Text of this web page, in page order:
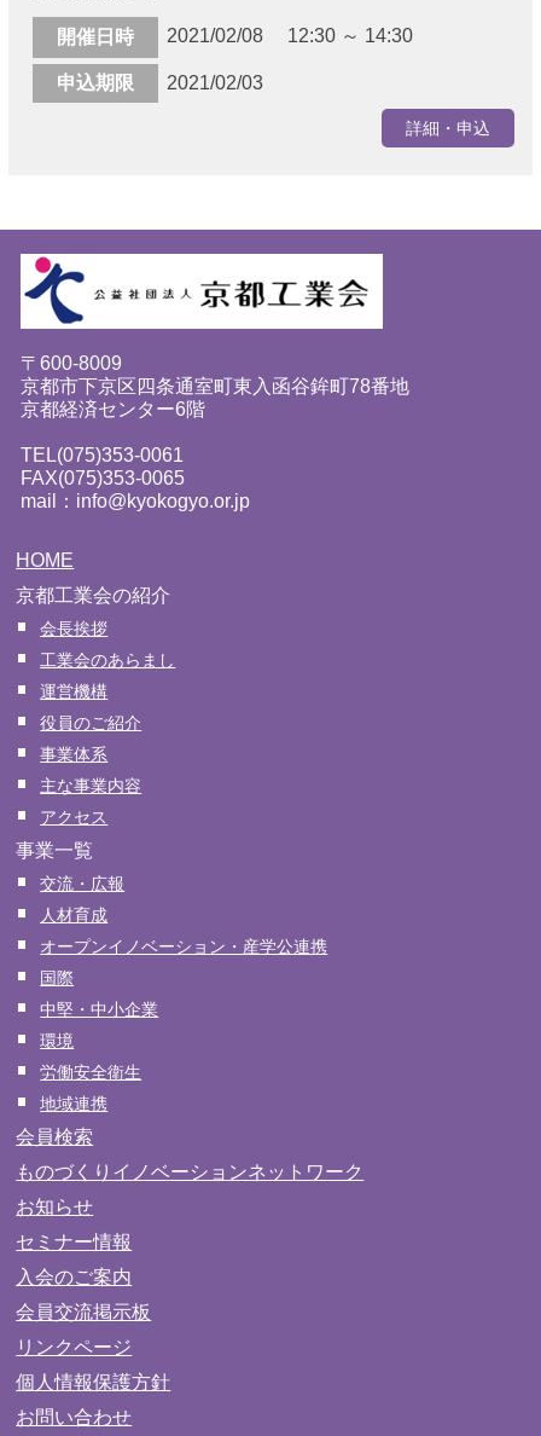
開催日時 2021/02/08 12:30 ～ 14:30
申込期限 2021/02/03
詳細・申込
〒600-8009
京都市下京区四条通室町東入函谷鉾町78番地
京都経済センター6階
TEL(075)353-0061
FAX(075)353-0065
mail：info@kyokogyo.or.jp
HOME
京都工業会の紹介
会長挨拶
工業会のあらまし
運営機構
役員のご紹介
事業体系
主な事業内容
アクセス
事業一覧
交流・広報
人材育成
オープンイノベーション・産学公連携
国際
中堅・中小企業
環境
労働安全衛生
地域連携
会員検索
ものづくりイノベーションネットワーク
お知らせ
セミナー情報
入会のご案内
会員交流掲示板
リンクページ
個人情報保護方針
お問い合わせ